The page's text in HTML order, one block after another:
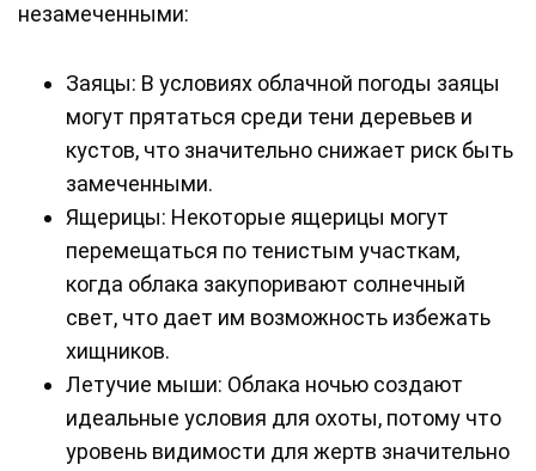
незамеченными:
Заяцы: В условиях облачной погоды заяцы
могут прятаться среди тени деревьев и
кустов, что значительно снижает риск быть
замеченными.
Ящерицы: Некоторые ящерицы могут
перемещаться по тенистым участкам,
когда облака закупоривают солнечный
свет, что дает им возможность избежать
хищников.
Летучие мыши: Облака ночью создают
идеальные условия для охоты, потому что
уровень видимости для жертв значительно